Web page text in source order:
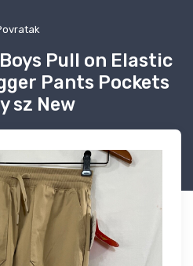
Pull on Elastic
Pants Pockets
sz New